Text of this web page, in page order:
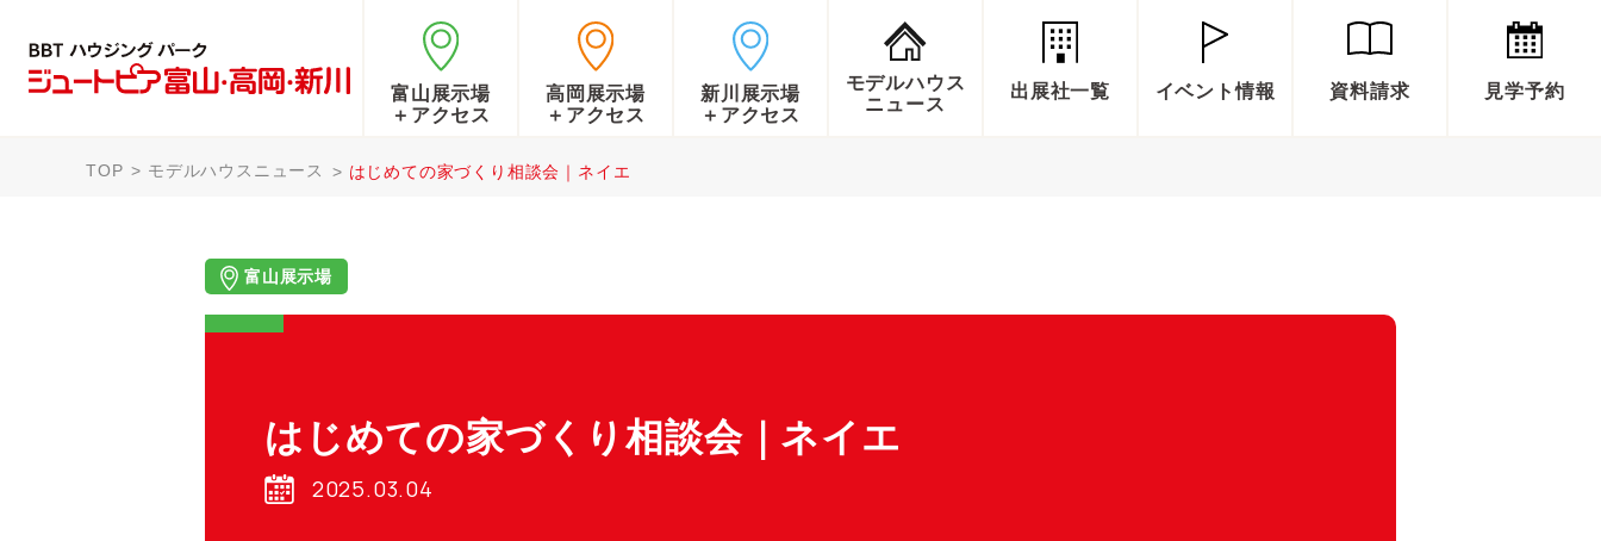
富山展示場
＋アクセス
高岡展示場
＋アクセス
新川展示場
＋アクセス
モデルハウス
ニュース
出展社一覧 イベント情報 資料請求 見学予約
TOP モデルハウスニュース はじめての家づくり相談会｜ネイエ
富山展示場
はじめての家づくり相談会｜ネイエ
2025.03.04